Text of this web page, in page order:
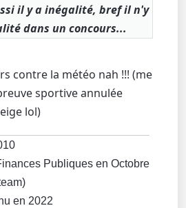
il y a inégalité, bref il n'y
dans un concours...
contre la météo nah !!! (me
sportive annulée
lol)
Publiques en Octobre
en 2022